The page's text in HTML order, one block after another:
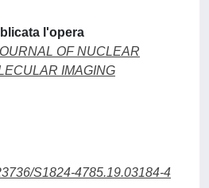
l'opera
OF NUCLEAR
IMAGING
S1824-4785.19.03184-4